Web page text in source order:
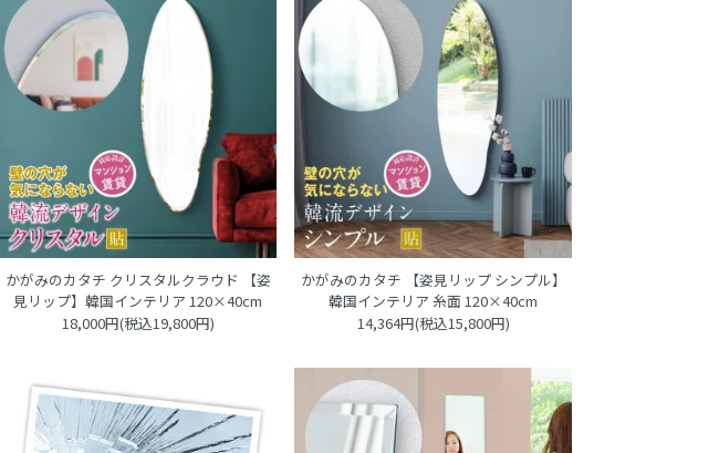
かがみのカタチ クリスタルクラウド 【姿
見リップ】韓国インテリア 120×40cm
18,000円(税込19,800円)
かがみのカタチ 【姿見リップ シンプル】
韓国インテリア 糸面 120×40cm
14,364円(税込15,800円)